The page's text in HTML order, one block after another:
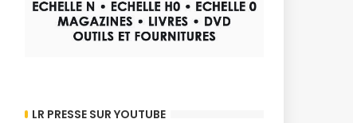
LR PRESSE SUR YOUTUBE